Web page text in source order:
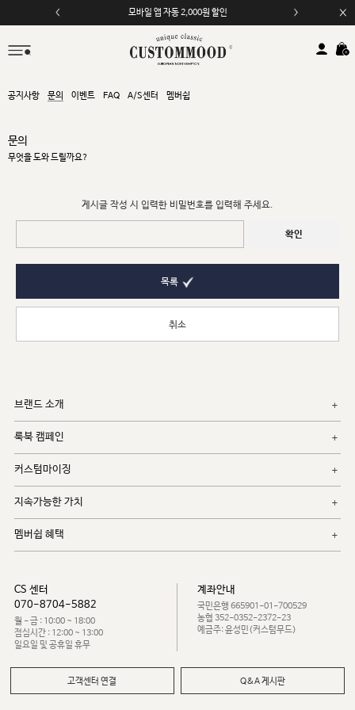
모바일 앱 자동 2,000원 할인
공지사항 문의 이벤트 FAQ A/S센터 멤버쉽
문의
무엇을 도와 드릴까요?
게시글 작성 시 입력한 비밀번호를 입력해 주세요.
확인
목록
취소
브랜드 소개
룩북 캠페인
커스텀마이징
지속가능한 가치
멤버쉽 혜택
CS 센터
070-8704-5882
월 - 금 : 10:00 ~ 18:00
점심시간 : 12:00 ~ 13:00
일요일 및 공휴일 휴무
계좌안내
국민은행 665901-01-700529
농협 352-0352-2372-23
예금주: 윤성민(커스텀무드)
고객센터 연결 Q&A 게시판